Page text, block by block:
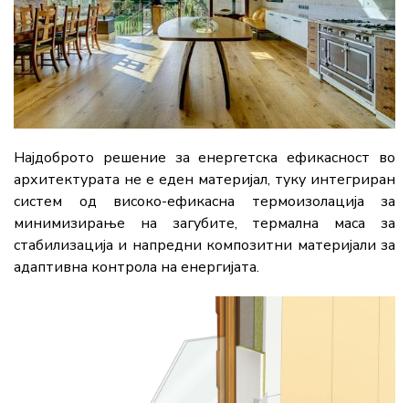
Најдоброто решение за енергетска ефикасност во
архитектурата не е еден материјал, туку интегриран
систем од високо-ефикасна термоизолација за
минимизирање на загубите, термална маса за
стабилизација и напредни композитни материјали за
адаптивна контрола на енергијата.